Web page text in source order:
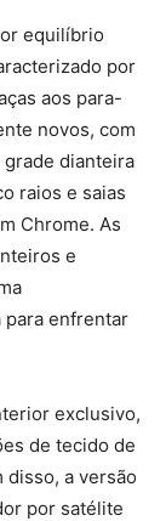
equilíbrio
por
aos para-
novos, com
dianteira
raios e saias
Chrome. As
e
para enfrentar
exclusivo,
de tecido de
disso, a versão
por satélite